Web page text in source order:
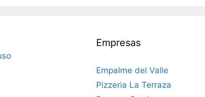
Empresas
Empalme del Valle
Pizzeria La Terraza